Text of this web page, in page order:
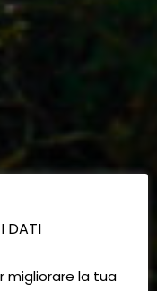
DATI
migliorare la tua